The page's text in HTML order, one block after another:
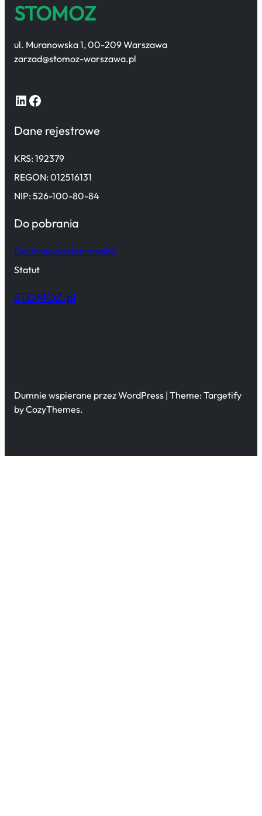
STOMOZ
ul. Muranowska 1, 00-209 Warszawa
zarzad@stomoz-warszawa.pl
LinkedIn Facebook
Dane rejestrowe
KRS: 192379
REGON: 012516131
NIP: 526-100-80-84
Do pobrania
Deklaracja członkowska
Statut
STOMOZ.pl
Dumnie wspierane przez WordPress | Theme: Targetify
by CozyThemes.